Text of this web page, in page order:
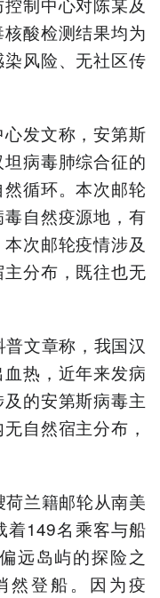
酸检测结果均为
风险、无社区传
发文称，安第斯
病毒肺综合征的
循环。本次邮轮
自然疫源地，有
次邮轮疫情涉及
分布，既往也无
文章称，我国汉
热，近年来发病
的安第斯病毒主
自然宿主分布，
兰籍邮轮从南美
着149名乘客与船
远岛屿的探险之
然登船。因为疫